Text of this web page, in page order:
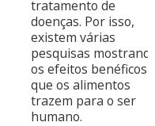
tratamento de
doenças. Por isso,
existem várias
pesquisas
os efeitos benéficos
que os alimentos
trazem para o ser
humano.